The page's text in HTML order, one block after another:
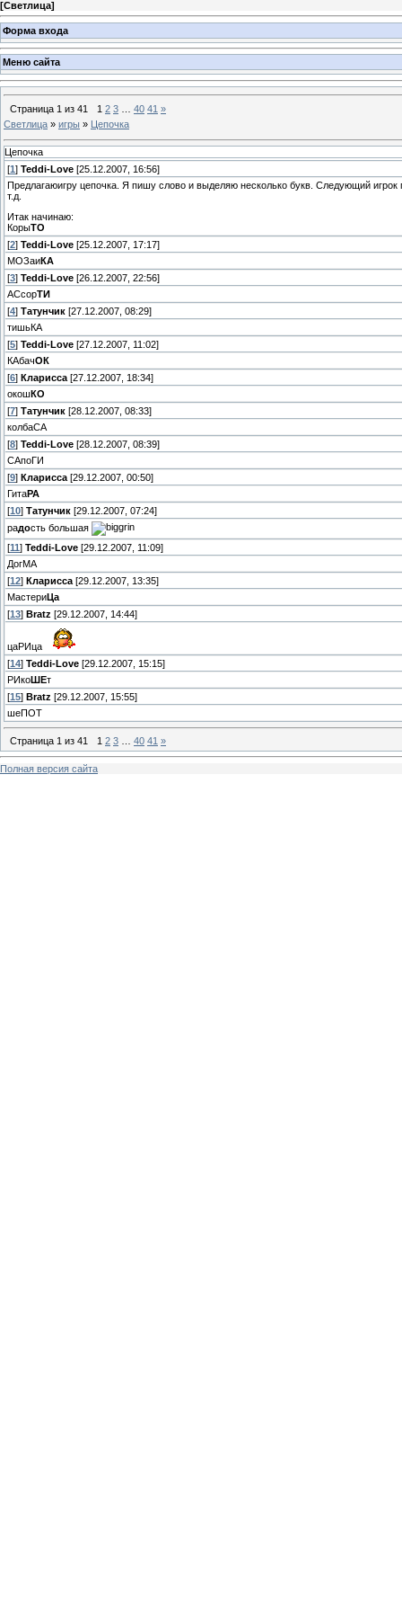
[Светлица]
Форма входа
Меню сайта
Страница 1 из 41 1 2 3 40 41 »
Светлица » игры » Цепочка
Цепочка
[1 ] Teddi-Love [25.12.2007, 16:56]
Предлагаюигру цепочка. Я пишу слово и выделяю несколько букв. Следующий
т.д.
Итак начинаю:
КорыТО
[2] Teddi-Love [25.12.2007, 17:17]
МОЗаиКА
[3] Teddi-Love [26.12.2007, 22:56]
АСсорТИ
[4] Татунчик [27.12.2007, 08:29]
тишьКА
[5] Teddi-Love [27.12.2007, 11:02]
КАбачОК
[6] Кларисса [27.12.2007, 18:34]
окош КО
[7] Татунчик [28.12.2007, 08:33]
колбаСА
[8] Teddi-Love [28.12.2007, 08:39]
САпоГИ
[9] Кларисса [29.12.2007, 00:50]
ГитаРА
[10] Татунчик [29.12.2007, 07:24]
радость большая
[11 ] Teddi-Love [29.12.2007, 11:09]
ДогМА
[12] Кларисса [29.12.2007, 13:35]
МастериЦа
[13] Bratz [29.12.2007, 14:44]
цаРИца
[14] Teddi-Love [29.12.2007, 15:15]
РИкоШЕт
[15] Bratz [29.12.2007, 15:55]
шеПОТ
Страница 1 из 41 1 2 3 40 41 »
Полная версия сайта